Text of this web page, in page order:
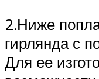
2.Ниже
гирлянда с
Для ее